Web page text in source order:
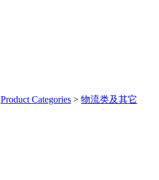
Product Categories > 物流类及其它